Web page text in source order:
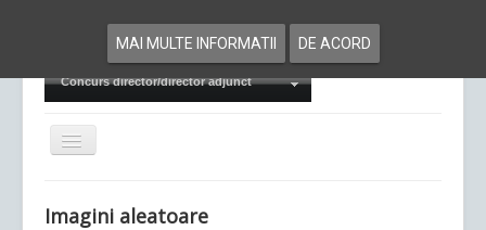
MAI MULTE INFORMATII DE ACORD
Examene Naționale
Concurs director/director adjunct
Comută
navigarea
Imagini aleatoare